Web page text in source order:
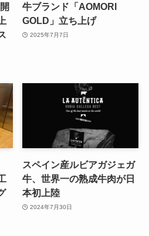
牛ブランド「AOMORI
GOLD」立ち上げ
2025年7月7日
スペイン産ルビアガジェガ
牛、世界一の熟成牛肉が日
本初上陸
2024年7月30日